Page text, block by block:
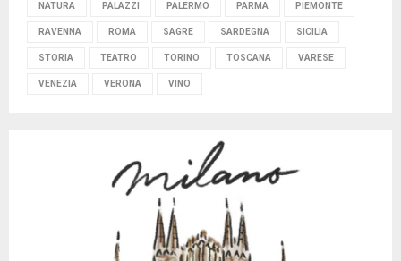
NATURA PALAZZI PALERMO PARMA PIEMONTE
RAVENNA ROMA SAGRE SARDEGNA SICILIA
STORIA TEATRO TORINO TOSCANA VARESE
VENEZIA VERONA VINO